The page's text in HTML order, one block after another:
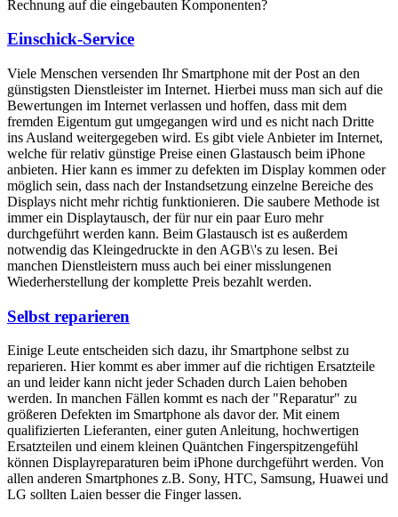
Rechnung auf die eingebauten Komponenten?
Einschick-Service
Viele Menschen versenden Ihr Smartphone mit der Post an den
günstigsten Dienstleister im Internet. Hierbei muss man sich auf die
Bewertungen im Internet verlassen und hoffen, dass mit dem
fremden Eigentum gut umgegangen wird und es nicht nach Dritte
ins Ausland weitergegeben wird. Es gibt viele Anbieter im Internet,
welche für relativ günstige Preise einen Glastausch beim iPhone
anbieten. Hier kann es immer zu defekten im Display kommen oder
möglich sein, dass nach der Instandsetzung einzelne Bereiche des
Displays nicht mehr richtig funktionieren. Die saubere Methode ist
immer ein Displaytausch, der für nur ein paar Euro mehr
durchgeführt werden kann. Beim Glastausch ist es außerdem
notwendig das Kleingedruckte in den AGB\'s zu lesen. Bei
manchen Dienstleistern muss auch bei einer misslungenen
Wiederherstellung der komplette Preis bezahlt werden.
Selbst reparieren
Einige Leute entscheiden sich dazu, ihr Smartphone selbst zu
reparieren. Hier kommt es aber immer auf die richtigen Ersatzteile
an und leider kann nicht jeder Schaden durch Laien behoben
werden. In manchen Fällen kommt es nach der "Reparatur" zu
größeren Defekten im Smartphone als davor der. Mit einem
qualifizierten Lieferanten, einer guten Anleitung, hochwertigen
Ersatzteilen und einem kleinen Quäntchen Fingerspitzengefühl
können Displayreparaturen beim iPhone durchgeführt werden. Von
allen anderen Smartphones z.B. Sony, HTC, Samsung, Huawei und
LG sollten Laien besser die Finger lassen.